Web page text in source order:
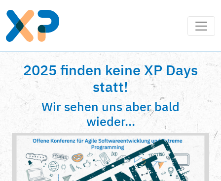
2025 finden keine XP Days
statt!
Wir sehen uns aber bald
wieder...